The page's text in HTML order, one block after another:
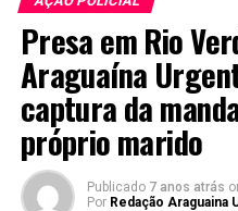
Presa em Rio
Araguaína
captura da
próprio marido
Publicado 7 anos atrás
Por Redação Araguaina